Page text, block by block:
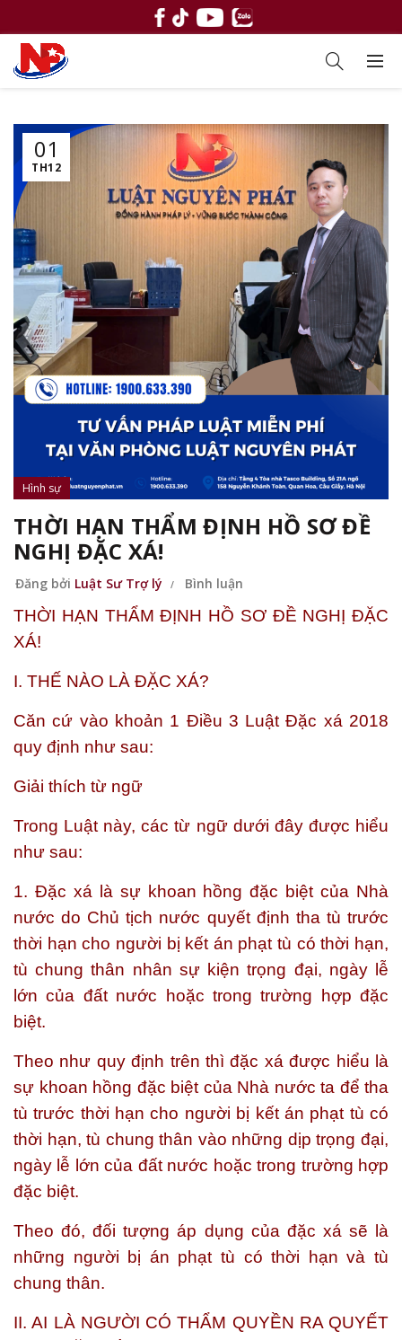
01
TH12
Hình sự
THỜI HẠN THẨM ĐỊNH HỒ SƠ ĐỀ
NGHỊ ĐẶC XÁ!
Đăng bởi Luật Sư Trợ lý Bình luận
THỜI HẠN THẨM ĐỊNH HỒ SƠ ĐỀ NGHỊ ĐẶC
XÁ!
I. THẾ NÀO LÀ ĐẶC XÁ?
Căn cứ vào khoản 1 Điều 3 Luật Đặc xá 2018
quy định như sau:
Giải thích từ ngữ
Trong Luật này, các từ ngữ dưới đây được hiểu
như sau:
1. Đặc xá là sự khoan hồng đặc biệt của Nhà
nước do Chủ tịch nước quyết định tha tù trước
thời hạn cho người bị kết án phạt tù có thời hạn,
tù chung thân nhân sự kiện trọng đại, ngày lễ
lớn của đất nước hoặc trong trường hợp đặc
biệt.
Theo như quy định trên thì đặc xá được hiểu là
sự khoan hồng đặc biệt của Nhà nước ta để tha
tù trước thời hạn cho người bị kết án phạt tù có
thời hạn, tù chung thân vào những dịp trọng đại,
ngày lễ lớn của đất nước hoặc trong trường hợp
đặc biệt.
Theo đó, đối tượng áp dụng của đặc xá sẽ là
những người bị án phạt tù có thời hạn và tù
chung thân.
II. AI LÀ NGƯỜI CÓ THẨM QUYỀN RA QUYẾT